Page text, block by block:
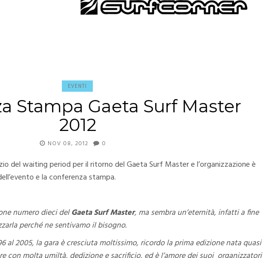
EVENTI
Stampa Gaeta Surf Master
2012
NOV 08, 2012 0
del waiting period per il ritorno del Gaeta Surf Master e l’organizzazione è
e la conferenza stampa.
numero dieci delGaeta Surf Master, ma sembra un’eternità, infatti a fine
perché ne sentivamo il bisogno.
al 2005, la gara è cresciuta moltissimo, ricordo la prima edizione nata quasi